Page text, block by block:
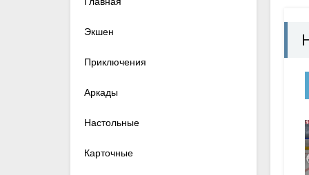
Экшен
Приключения
Аркады
Настольные
Карточные